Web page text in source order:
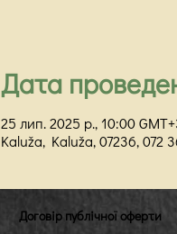
Дата
25 лип. 2025 р., 10:00
Kaluža, Kaluža, 07236, 072
Договір публічної оферти